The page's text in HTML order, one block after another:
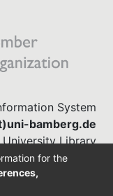
System
bamberg.de
University Library
(0951) 863-1568
for the